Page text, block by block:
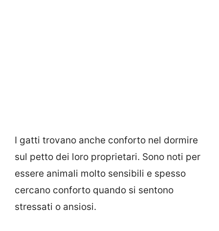
I gatti trovano anche conforto nel dormire
sul petto dei loro proprietari. Sono noti per
essere animali molto sensibili e spesso
cercano conforto quando si sentono
stressati o ansiosi.